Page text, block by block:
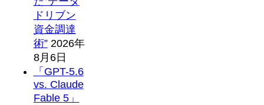
ドリブン
資金調達
術” 2026年
8月6日
「GPT-5.6
vs. Claude
Fable 5」